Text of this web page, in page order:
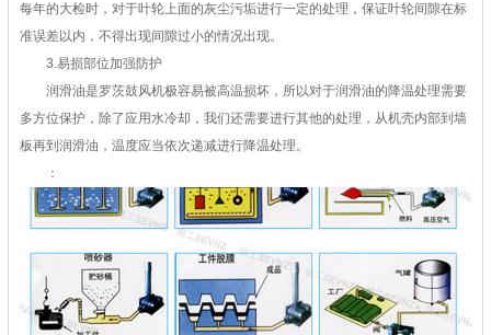
每年的大检时，对于叶轮上面的灰尘污垢进行一定的处理，保证叶轮间隙在标
准误差以内，不得出现间隙过小的情况出现。
3.易损部位加强防护
润滑油是罗茨鼓风机极容易被高温损坏，所以对于润滑油的降温处理需要
多方位保护，除了应用水冷却，我们还需要进行其他的处理，从机壳内部到墙
板再到润滑油，温度应当依次递减进行降温处理。
：